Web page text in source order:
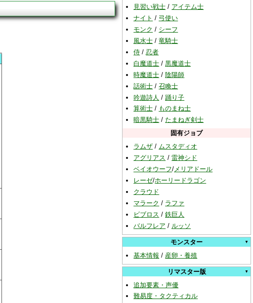
見習い戦士 / アイテム士
ナイト / 弓使い
モンク / シーフ
風水士 /竜騎士
侍 / 忍者
白魔道士 /黒魔道士
時魔道士 /陰陽師
話術士 /召喚士
吟遊詩人 /踊り子
算術士 / ものまね士
暗黒騎士 / たまねぎ剣士
固有ジョブ
ラムザ /ムスタディオ
アグリアス /雷神シド
ベイオウーフ/メリアドール
レーゼ/ホーリードラゴン
クラウド
マラーク / ラファ
ビブロス /鉄巨人
バルフレア / ルッソ
モンスター
基本情報 / 産卵・養殖
リマスター版
追加要素・声優
難易度・タクティカル